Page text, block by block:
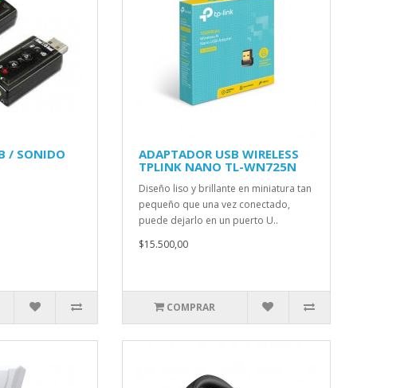
/ SONIDO
ADAPTADOR USB WIRELESS
TPLINK NANO TL-WN725N
Diseño liso y brillante en miniatura tan
pequeño que una vez conectado,
puede dejarlo en un puerto U..
$15.500,00
COMPRAR